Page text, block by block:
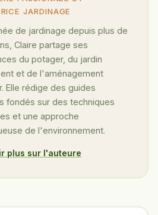
JARDINAGE
de jardinage depuis plus de
Claire partage ses
du potager, du jardin
et de l'aménagement
Elle rédige des guides
fondés sur des techniques
et une approche
de l'environnement.
plus sur l'auteure